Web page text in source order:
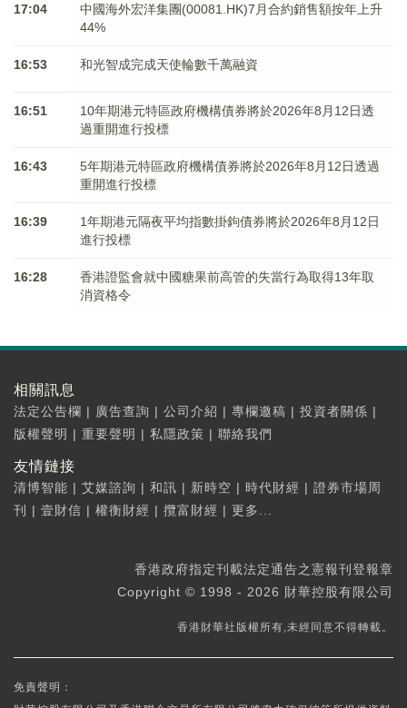
17:04
中國海外宏洋集團(00081.HK)7月合約銷售額按年上升
44%
16:53 和光智成完成天使輪數千萬融資
16:51
10年期港元特區政府機構債券將於2026年8月12日透
過重開進行投標
16:43
5年期港元特區政府機構債券將於2026年8月12日透過
重開進行投標
16:39
1年期港元隔夜平均指數掛鉤債券將於2026年8月12日
進行投標
16:28
香港證監會就中國糖果前高管的失當行為取得13年取
消資格令
相關訊息
法定公告欄 | 廣告查詢 | 公司介紹 | 專欄邀稿 | 投資者關係 |
版權聲明 | 重要聲明 | 私隱政策 | 聯絡我們
友情鏈接
清博智能 | 艾媒諮詢 | 和訊 | 新時空 | 時代財經 | 證券市場周
刊
| 壹財信 | 權衡財經 | 攬富財經 | 更多...
香港政府指定刊載法定通告之憲報刊登報章
Copyright © 1998 - 2026 財華控股有限公司
香港財華社版權所有,未經同意不得轉載。
免責聲明：